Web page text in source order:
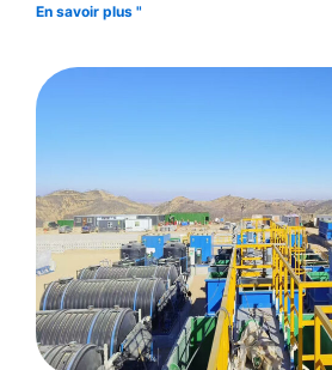
En savoir plus "